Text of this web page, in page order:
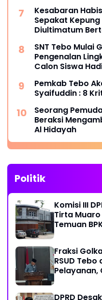
Kesabaran
Sepakat
Diultimatum
SNT Tebo Mulai
Pengenalan
Calon Siswa
Pemkab Tebo
Syaifuddin : 8
Seorang
Beraksi
Al Hidayah
Politik
Komisi III
Tirta
Temuan
Fraksi
RSUD
Pelayanan,
DPRD